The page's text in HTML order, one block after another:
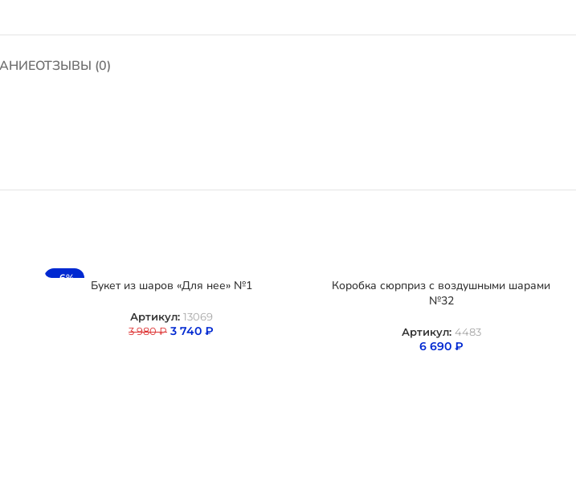
ОТЗЫВЫ (0)
-6%
Букет из шаров «Для нее» №1
Артикул: 13069
3 980₽ 3 740 ₽
Коробка сюрприз с воздушными шарами
№32
Артикул: 4483
6 690 ₽